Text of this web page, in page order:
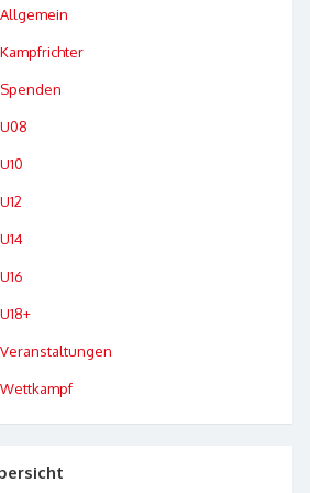
Allgemein
Kampfrichter
Spenden
U08
U10
U12
U14
U16
U18+
Veranstaltungen
Wettkampf